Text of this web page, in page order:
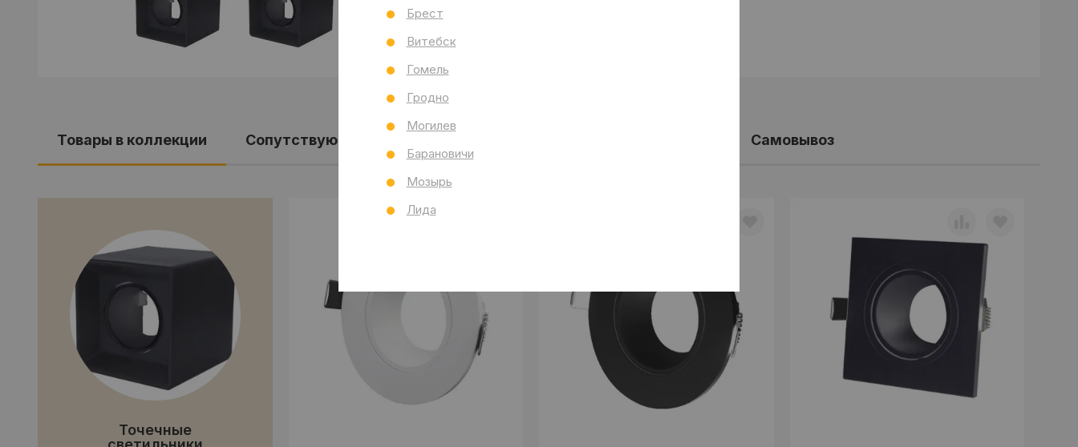
Товары в коллекции
Точечные
Сопутствующие товары Самовывоз
Брест
Витебск
Гомель
Гродно
Могилев
Барановичи
Мозырь
Лида